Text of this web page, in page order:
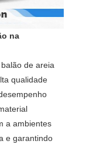
na
de areia
qualidade
a ambientes
e garantindo